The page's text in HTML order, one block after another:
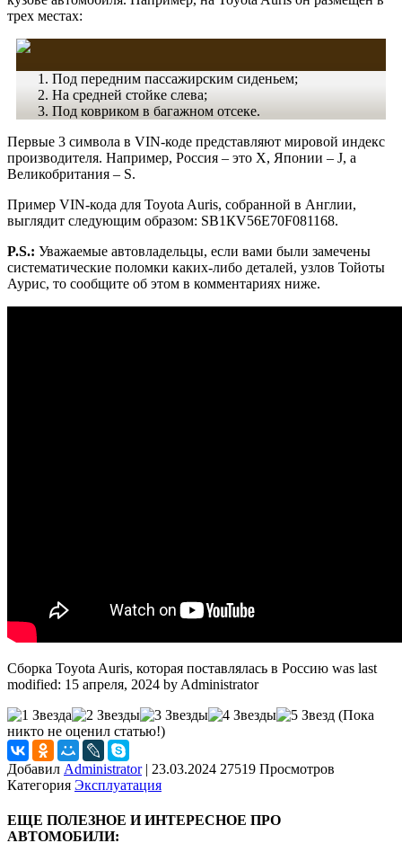
трех местах:
Под передним пассажирским сиденьем;
На средней стойке слева;
Под ковриком в багажном отсеке.
Первые 3 символа в VIN-коде представляют мировой индекс
производителя. Например, Россия – это Х, Японии – J, а
Великобритания – S.
Пример VIN-кода для Toyota Auris, собранной в Англии,
выглядит следующим образом: SВ1КV56Е70F081168.
P.S.: Уважаемые автовладельцы, если вами были замечены
систематические поломки каких-либо деталей, узлов Тойоты
Аурис, то сообщите об этом в комментариях ниже.
Сборка Toyota Auris, которая поставлялась в Россию was last
modified: 15 апреля, 2024 by Administrator
(Пока
никто не оценил статью!)
Добавил Administrator | 23.03.2024 27519 Просмотров
Категория Эксплуатация
ЕЩЕ ПОЛЕЗНОЕ И ИНТЕРЕСНОЕ ПРО
АВТОМОБИЛИ: